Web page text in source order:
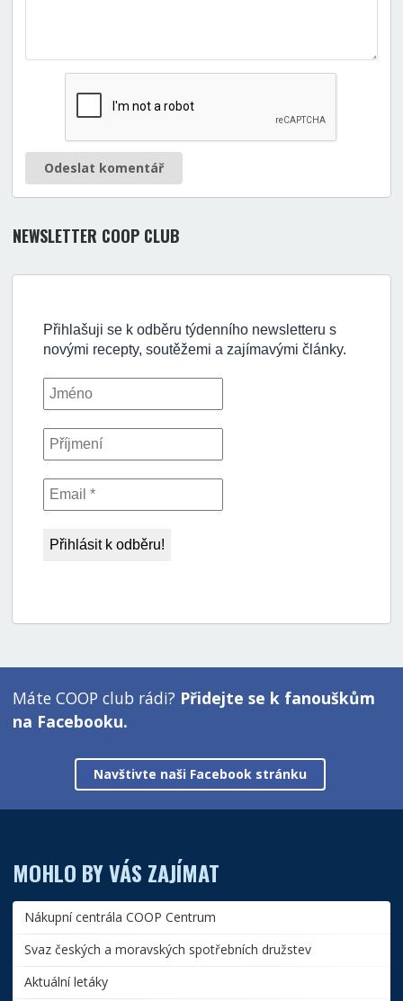
Odeslat komentář
NEWSLETTER COOP CLUB
Máte COOP club rádi? Přidejte se k fanouškům
na Facebooku.
Navštivte naši Facebook stránku
MOHLO BY VÁS ZAJÍMAT
Nákupní centrála COOP Centrum
Svaz českých a moravských spotřebních družstev
Aktuální letáky